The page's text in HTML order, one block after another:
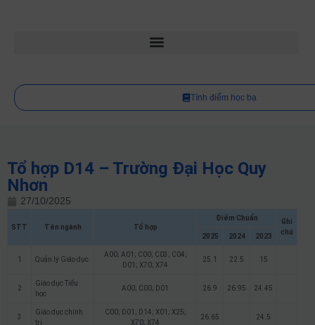
Tính điểm học bạ
Tổ hợp D14 – Trường Đại Học Quy
Nhơn
27/10/2025
STT Tên ngành Tổ hợp
Điểm Chuẩn
Ghi
chú
2025 2024 2023
1 Quản lý Giáo dục
A00; A01; C00; C03; C04;
D01; X70; X74
25.1 22.5 15
2
Giáo dục Tiểu
học
A00; C00; D01 26.9 26.95 24.45
3
Giáo dục chính
trị
C00; D01; D14; X01; X25;
X70; X74
26.65 24.5